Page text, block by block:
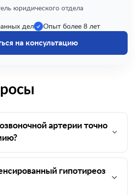
юридического отдела
дел Опыт более 8 лет
на консультацию
артерии точно
гипотиреоз